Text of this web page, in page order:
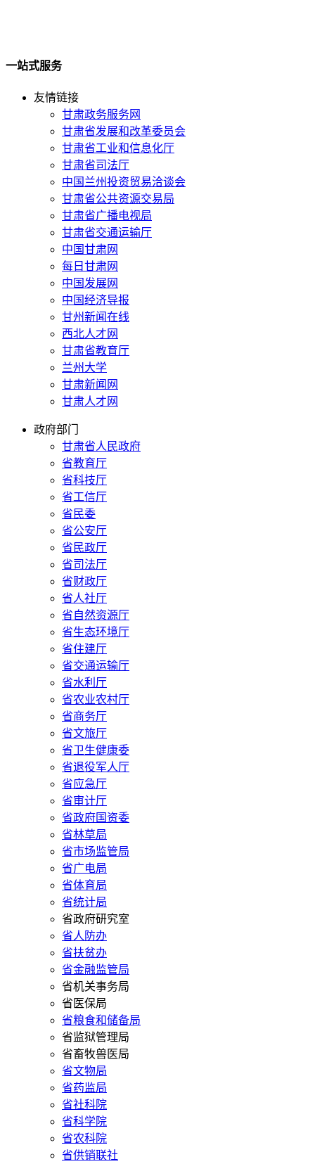
一站式服务
友情链接
甘肃政务服务网
甘肃省发展和改革委员会
甘肃省工业和信息化厅
甘肃省司法厅
中国兰州投资贸易洽谈会
甘肃省公共资源交易局
甘肃省广播电视局
甘肃省交通运输厅
中国甘肃网
每日甘肃网
中国发展网
中国经济导报
甘州新闻在线
西北人才网
甘肃省教育厅
兰州大学
甘肃新闻网
甘肃人才网
政府部门
甘肃省人民政府
省教育厅
省科技厅
省工信厅
省民委
省公安厅
省民政厅
省司法厅
省财政厅
省人社厅
省自然资源厅
省生态环境厅
省住建厅
省交通运输厅
省水利厅
省农业农村厅
省商务厅
省文旅厅
省卫生健康委
省退役军人厅
省应急厅
省审计厅
省政府国资委
省林草局
省市场监管局
省广电局
省体育局
省统计局
省政府研究室
省人防办
省扶贫办
省金融监管局
省机关事务局
省医保局
省粮食和储备局
省监狱管理局
省畜牧兽医局
省文物局
省药监局
省社科院
省科学院
省农科院
省供销联社